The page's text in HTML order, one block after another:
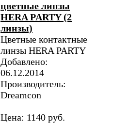
цветные линзы
HERA PARTY (2
линзы)
Цветные контактные
линзы HERA PARTY
Добавлено:
06.12.2014
Производитель:
Dreamcon
Цена: 1140 руб.